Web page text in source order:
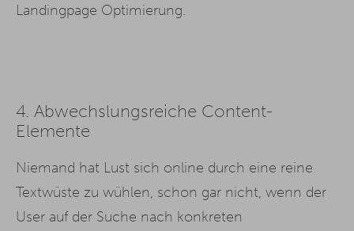
Landingpage Optimierung.
4. Abwechslungsreiche Content-
Elemente
Niemand hat Lust sich online durch eine reine
Textwüste zu wühlen, schon gar nicht, wenn der
User auf der Suche nach konkreten